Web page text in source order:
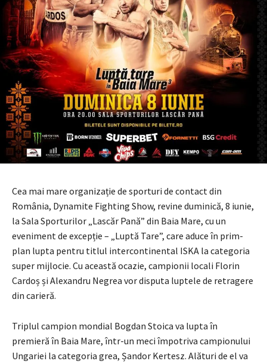
Cea mai mare organizație de sporturi de contact din
România, Dynamite Fighting Show, revine duminică, 8 iunie,
la Sala Sporturilor „Lascăr Pană” din Baia Mare, cu un
eveniment de excepție – „Luptă Tare”, care aduce în prim-
plan lupta pentru titlul intercontinental ISKA la categoria
super mijlocie. Cu această ocazie, campionii locali Florin
Cardoș și Alexandru Negrea vor disputa luptele de retragere
din carieră.
Triplul campion mondial Bogdan Stoica va lupta în
premieră în Baia Mare, într-un meci împotriva campionului
Ungariei la categoria grea, Șandor Kertesz. Alături de el va